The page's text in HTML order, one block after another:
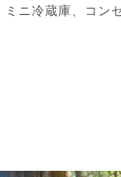
ニ冷蔵庫、コン